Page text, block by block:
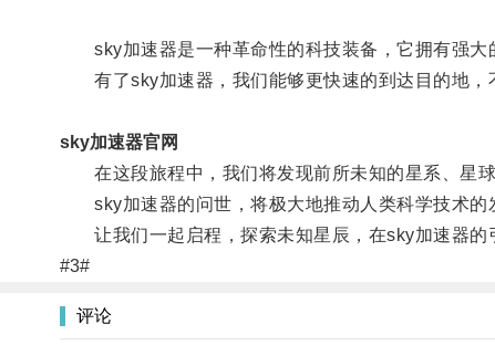
sky加速器是一种革命性的科技装备，它拥有强大
有了sky加速器，我们能够更快速的到达目的地，
sky加速器官网
在这段旅程中，我们将发现前所未知的星系、星球
sky加速器的问世，将极大地推动人类科学技术的
让我们一起启程，探索未知星辰，在sky加速器的
#3#
评论